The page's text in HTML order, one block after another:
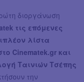
διοργάνωση
τις επόμενες
λίστα
Cinematek.gr και
Ταινιών Τσέπης
την